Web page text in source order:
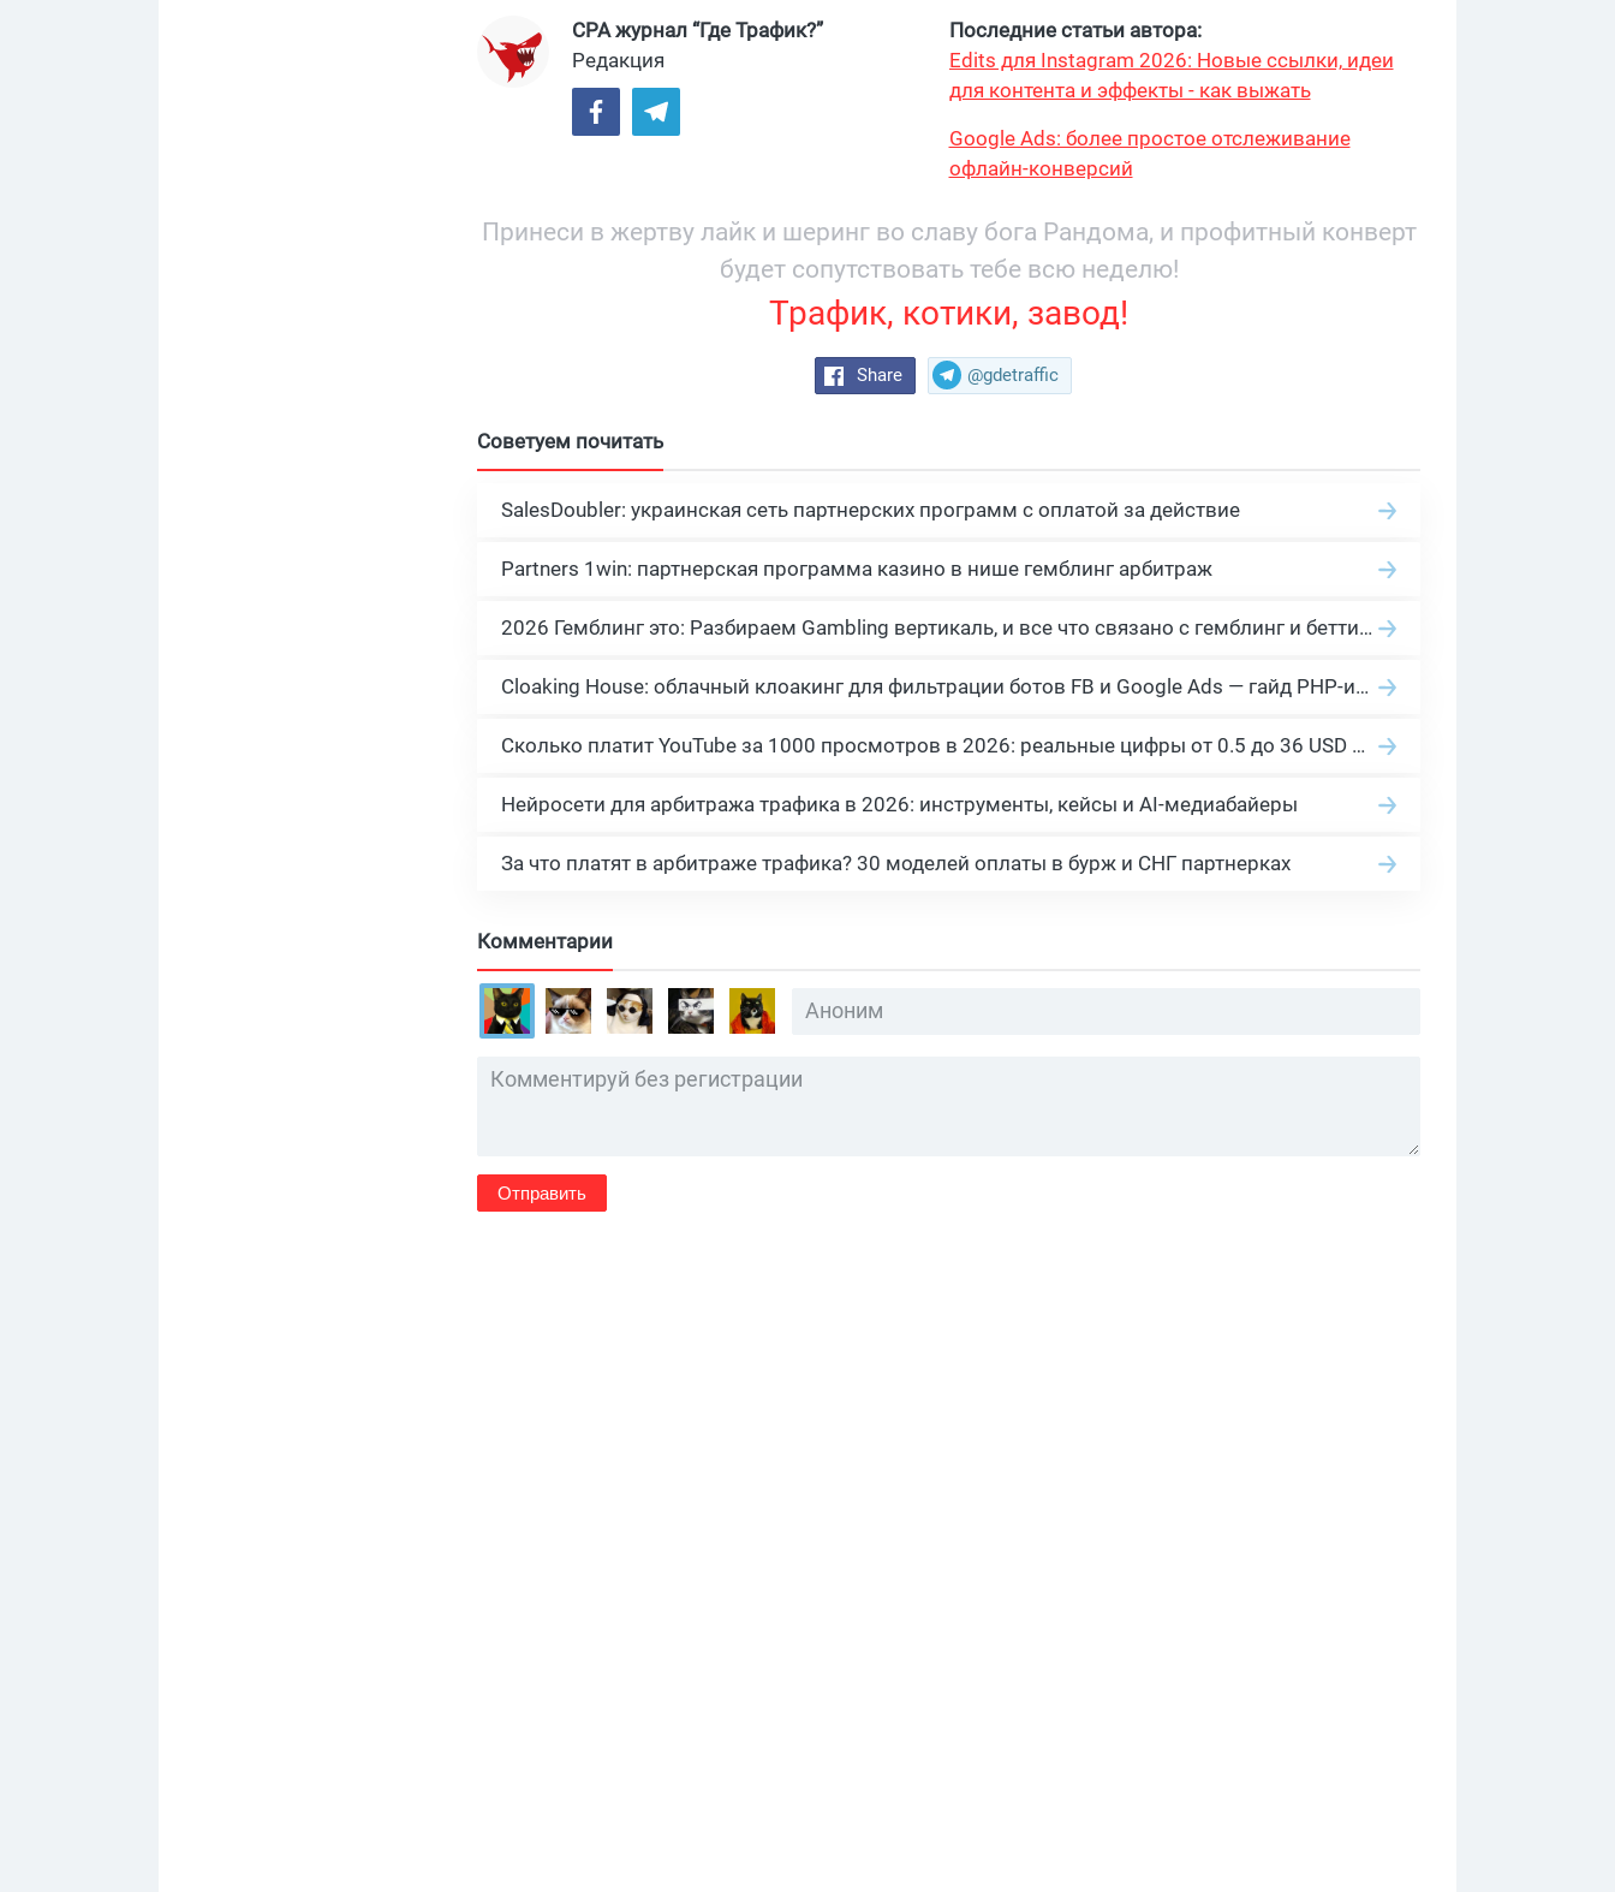
CPA журнал “Где Трафик?”
Редакция
Последние статьи автора:
Edits для Instagram 2026: Новые ссылки, идеи
для контента и эффекты - как выжать
Google Ads: более простое отслеживание
офлайн-конверсий
Принеси в жертву лайк и шеринг во славу бога Рандома, и профитный конверт
будет сопутствовать тебе всю неделю!
Трафик, котики, завод!
Share @gdetraffic
Советуем почитать
SalesDoubler: украинская сеть партнерских программ с оплатой за действие
Partners 1win: партнерская программа казино в нише гемблинг арбитраж
2026 Гемблинг это: Разбираем Gambling вертикаль, и все что связано с гемблинг и беттинг офферами
Cloaking House: облачный клоакинг для фильтрации ботов FB и Google Ads — гайд PHP-интеграции 2026
Сколько платит YouTube за 1000 просмотров в 2026: реальные цифры от 0.5 до 36 USD по ГЕО
Нейросети для арбитража трафика в 2026: инструменты, кейсы и AI-медиабайеры
За что платят в арбитраже трафика? 30 моделей оплаты в бурж и СНГ партнерках
Комментарии
Отправить